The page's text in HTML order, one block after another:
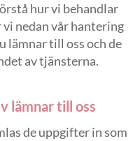
hur vi behandlar
nedan vår hantering
lämnar till oss och de
av tjänsterna.
lämnar till oss
de uppgifter in som